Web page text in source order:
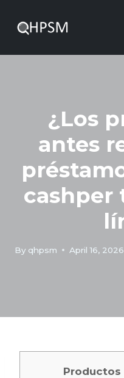
¿Los
antes
cashper
By qhpsm April 16, 2026